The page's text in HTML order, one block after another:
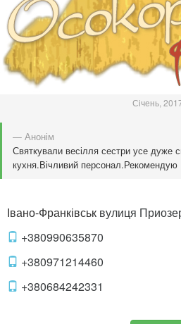
Січень,
— Анонім
Святкували весілля сестри усе дуже
кухня.Вічливий персонал.Рекомендую
Івано-Франківськ вулиця
+380990635870
+380971214460
+380684242331